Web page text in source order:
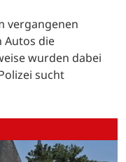
vergangenen
Autos die
wurden dabei
sucht